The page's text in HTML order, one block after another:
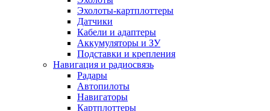
Эхолоты-картплоттеры
Датчики
Кабели и адаптеры
Аккумуляторы и ЗУ
Подставки и крепления
Навигация и радиосвязь
Радары
Автопилоты
Навигаторы
Картплоттеры